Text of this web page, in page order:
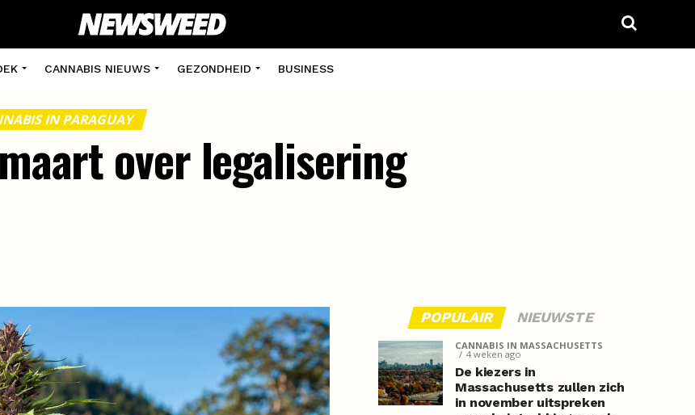
CANNABIS NIEUWS GEZONDHEID BUSINESS
IN PARAGUAY
over legalisering
POPULAIR NIEUWSTE
CANNABIS IN MASSACHUSETTS
4 weken ago
De kiezers in
Massachusetts zullen zich
in november uitspreken